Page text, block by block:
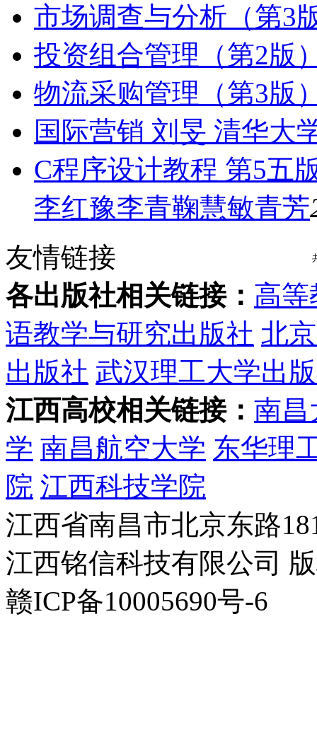
市场调查与分析（第3
投资组合管理（第2版
物流采购管理（第3版
国际营销 刘旻 清华大
C程序设计教程 第5五
李红豫李青鞠慧敏青芳
友情链接
各出版社相关链接： 高等
语教学与研究出版社 北
出版社 武汉理工大学出
江西高校相关链接： 南昌
学 南昌航空大学 东华理
院 江西科技学院
江西省南昌市北京东路
江西铭信科技有限公司
赣ICP备10005690号-6